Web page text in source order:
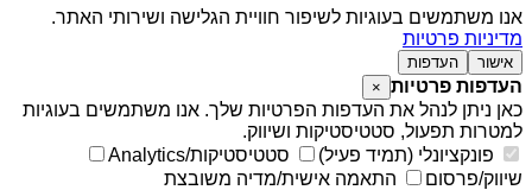
אנו משתמשים בעוגיות לשיפור חוויית הגלישה ושירותי האתר.
מדיניות פרטיות
אישור העדפות
העדפות פרטיות ×
כאן ניתן לנהל את העדפות הפרטיות שלך. אנו משתמשים בעוגיות
למטרות תפעול, סטטיסטיקות ושיווק.
פונקציונלי (תמיד פעיל)
סטטיסטיקות/Analytics
שיווק/פרסום
התאמה אישית/מדיה משובצת